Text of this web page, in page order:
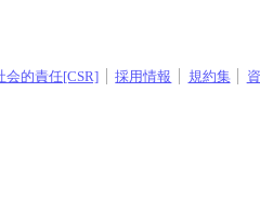
会的責任[CSR] 採用情報 規約集